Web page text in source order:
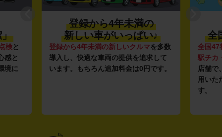
」
検と
感と
境に
登録から4年未満の
新しい車がいっぱい♪
登録から4年未満の新しいクルマを多数
導入し、快適な車両の提供を追求して
います。もちろん追加料金は0円です。
全
全国47
駅チカ
店舗で
用いた
す。